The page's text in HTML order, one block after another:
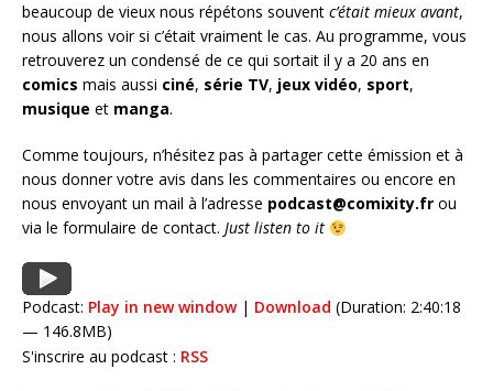
beaucoup de vieux nous répétons souvent c’était mieux avant,
nous allons voir si c’était vraiment le cas. Au programme, vous
retrouverez un condensé de ce qui sortait il y a 20 ans en
comics mais aussi ciné, série TV, jeux vidéo, sport,
musique et manga.
Comme toujours, n’hésitez pas à partager cette émission et à
nous donner votre avis dans les commentaires ou encore en
nous envoyant un mail à l’adresse podcast@comixity.fr ou
via le formulaire de contact. Just listen to it
Podcast: Play in new window| Download (Duration: 2:40:18
— 146.8MB)
S'inscrire au podcast : RSS